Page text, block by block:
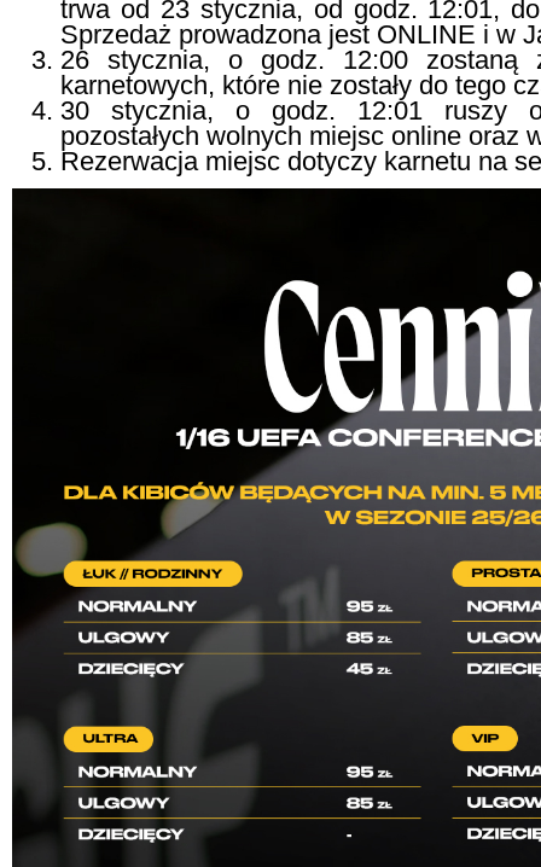
trwa od 23 stycznia, od godz. 12:01,
Sprzedaż prowadzona jest ONLINE i w
26 stycznia, o godz. 12:00 zostaną
karnetowych, które nie zostały do tego
30 stycznia, o godz. 12:01 ruszy
pozostałych wolnych miejsc online oraz
Rezerwacja miejsc dotyczy karnetu na